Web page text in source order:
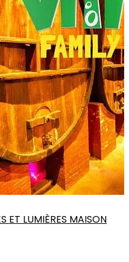
ET LUMIÈRES MAISON